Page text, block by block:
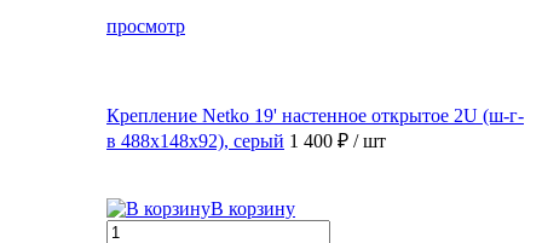
просмотр
Крепление Netko 19' настенное открытое 2U (ш-г-
в 488х148х92), серый 1 400 ₽ / шт
В корзину